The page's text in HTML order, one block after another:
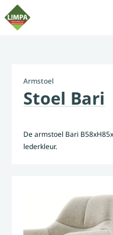
Armstoel
Stoel Bari
De armstoel Bari
lederkleur.